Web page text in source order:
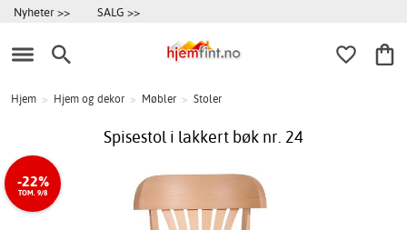
Nyheter >> SALG >>
Hjem > Hjem og dekor > Møbler > Stoler
Spisestol i lakkert bøk nr. 24
-22%
TOM. 9/8